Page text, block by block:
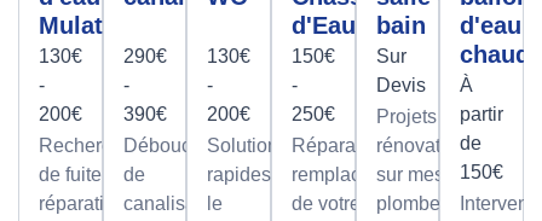
Mulatière
130€
-
200€
Recherche
de fuite et
réparation
290€
-
390€
Débouchage
de
canalisation
130€
-
200€
Solutions
rapides pour
le
d'Eau
150€
-
250€
Réparation et
remplacement
de votre
bain
Sur
Devis
Projets de
rénovation
sur mesure
plomberie
d'eau
À
partir
de
150€